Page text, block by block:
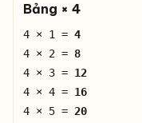
Bảng × 4
4 × 1 = 4
4 × 2 = 8
4 × 3 = 12
4 × 4 = 16
4 × 5 = 20